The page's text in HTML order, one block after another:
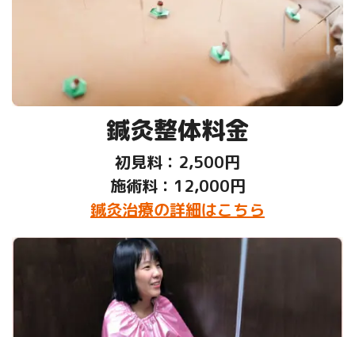
鍼灸整体料金
初見料：2,500円
施術料：12,000円
鍼灸治療の詳細はこちら